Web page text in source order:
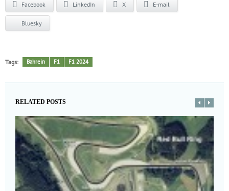
Facebook LinkedIn X E-mail
Bluesky
Tags: Bahrein F1 F1 2024
RELATED POSTS